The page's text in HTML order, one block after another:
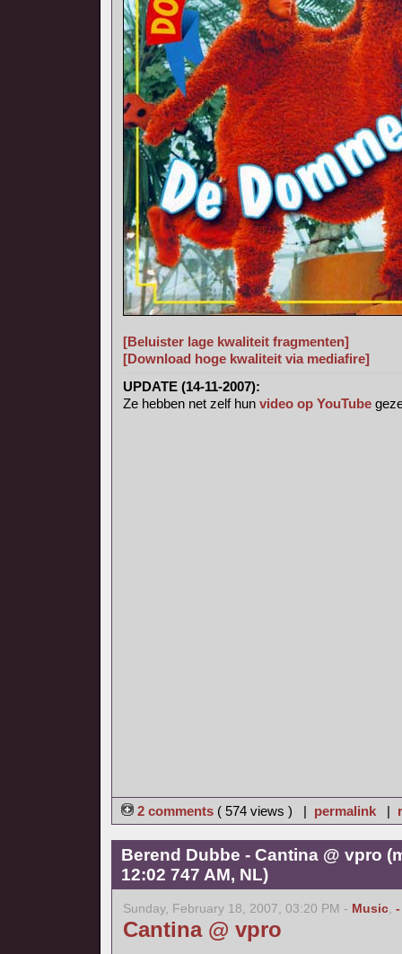
[Beluister lage kwaliteit fragmenten]
[Download hoge kwaliteit via mediafire]
UPDATE (14-11-2007):
Ze hebben net zelf hun video op YouTube
2 comments ( 574 views ) | permalink|
Berend Dubbe - Cantina @ vpro
12:02 747 AM, NL)
Sunday, February 18, 2007, 03:20 PM - Music, -
Cantina @ vpro